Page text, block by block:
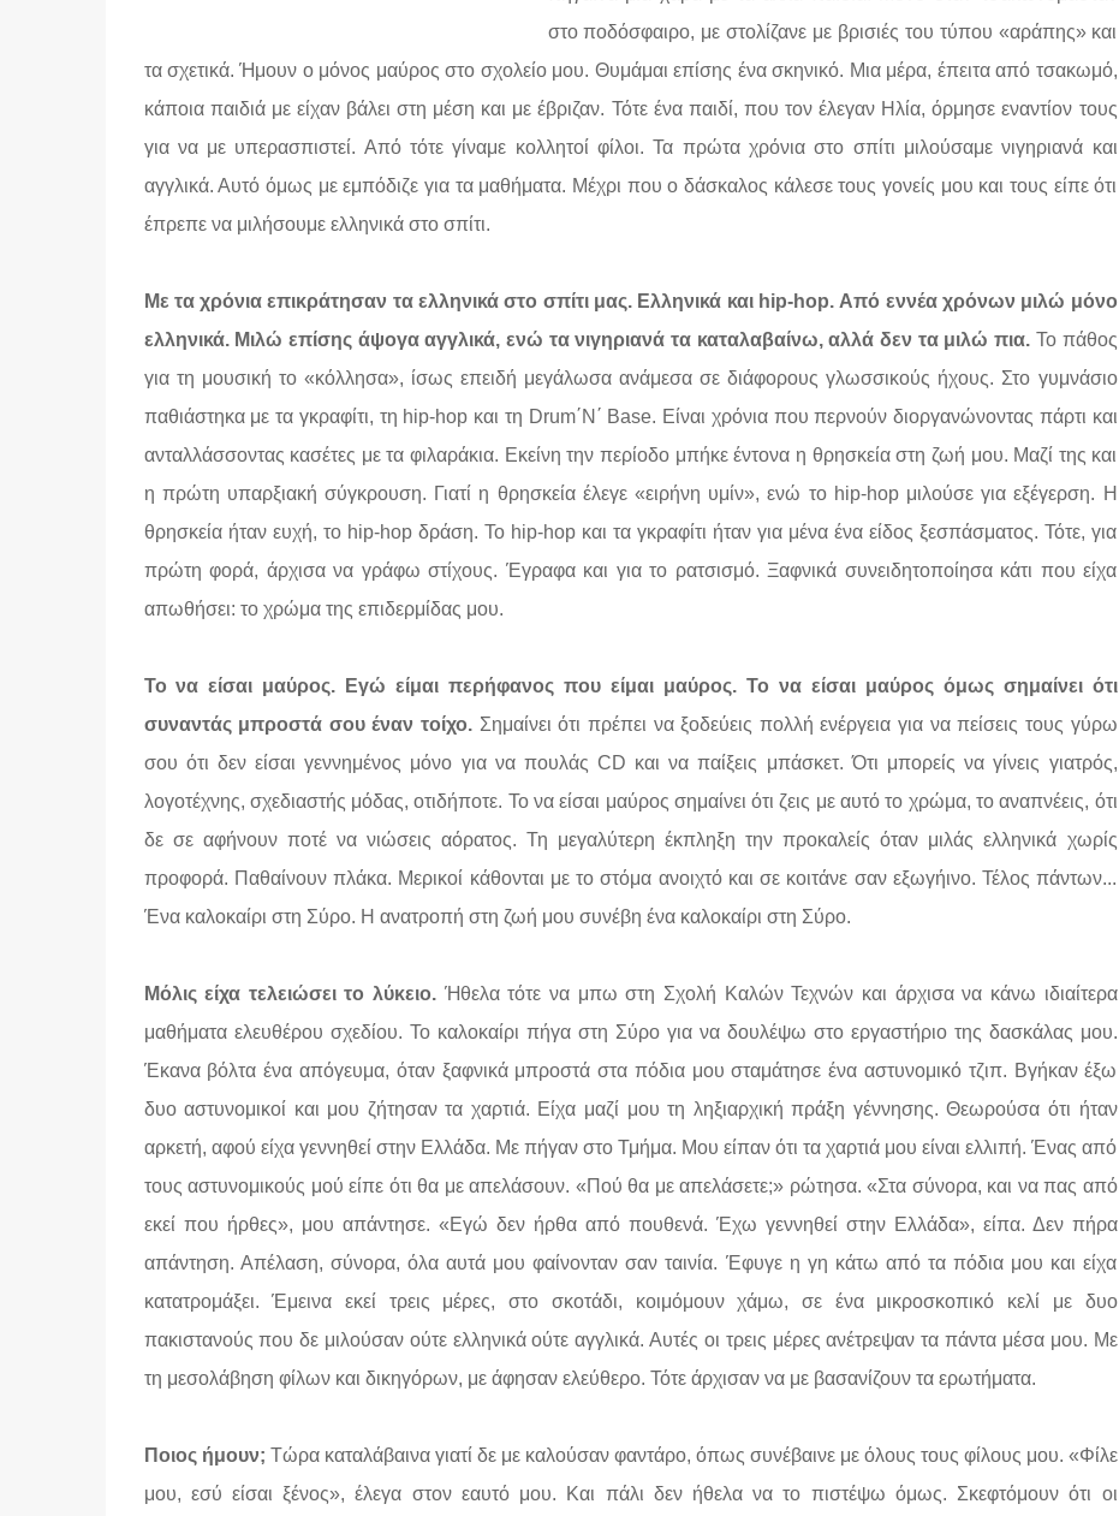
στο ποδόσφαιρο, με στολίζανε με βρισιές του τύπου «αράπης» και
τα σχετικά. Ήμουν ο μόνος μαύρος στο σχολείο μου. Θυμάμαι επίσης ένα σκηνικό. Μια μέρα, έπειτα από τσακωμό,
κάποια παιδιά με είχαν βάλει στη μέση και με έβριζαν. Τότε ένα παιδί, που τον έλεγαν Ηλία, όρμησε εναντίον τους
για να με υπερασπιστεί. Από τότε γίναμε κολλητοί φίλοι. Τα πρώτα χρόνια στο σπίτι μιλούσαμε νιγηριανά και
αγγλικά. Αυτό όμως με εμπόδιζε για τα μαθήματα. Μέχρι που ο δάσκαλος κάλεσε τους γονείς μου και τους είπε ότι
έπρεπε να μιλήσουμε ελληνικά στο σπίτι.
Με τα χρόνια επικράτησαν τα ελληνικά στο σπίτι μας. Ελληνικά και hip-hop. Από εννέα χρόνων μιλώ μόνο
ελληνικά. Μιλώ επίσης άψογα αγγλικά, ενώ τα νιγηριανά τα καταλαβαίνω, αλλά δεν τα μιλώ πια. Το πάθος
για τη μουσική το «κόλλησα», ίσως επειδή μεγάλωσα ανάμεσα σε διάφορους γλωσσικούς ήχους. Στο γυμνάσιο
παθιάστηκα με τα γκραφίτι, τη hip-hop και τη Drum΄Ν΄ Βase. Είναι χρόνια που περνούν διοργανώνοντας πάρτι και
ανταλλάσσοντας κασέτες με τα φιλαράκια. Εκείνη την περίοδο μπήκε έντονα η θρησκεία στη ζωή μου. Μαζί της και
η πρώτη υπαρξιακή σύγκρουση. Γιατί η θρησκεία έλεγε «ειρήνη υμίν», ενώ το hip-hop μιλούσε για εξέγερση. Η
θρησκεία ήταν ευχή, το hip-hop δράση. Το hip-hop και τα γκραφίτι ήταν για μένα ένα είδος ξεσπάσματος. Τότε, για
πρώτη φορά, άρχισα να γράφω στίχους. Έγραφα και για το ρατσισμό. Ξαφνικά συνειδητοποίησα κάτι που είχα
απωθήσει: το χρώμα της επιδερμίδας μου.
Το να είσαι μαύρος. Εγώ είμαι περήφανος που είμαι μαύρος. Το να είσαι μαύρος όμως σημαίνει ότι
συναντάς μπροστά σου έναν τοίχο. Σημαίνει ότι πρέπει να ξοδεύεις πολλή ενέργεια για να πείσεις τους γύρω
σου ότι δεν είσαι γεννημένος μόνο για να πουλάς CD και να παίξεις μπάσκετ. Ότι μπορείς να γίνεις γιατρός,
λογοτέχνης, σχεδιαστής μόδας, οτιδήποτε. Το να είσαι μαύρος σημαίνει ότι ζεις με αυτό το χρώμα, το αναπνέεις, ότι
δε σε αφήνουν ποτέ να νιώσεις αόρατος. Τη μεγαλύτερη έκπληξη την προκαλείς όταν μιλάς ελληνικά χωρίς
προφορά. Παθαίνουν πλάκα. Μερικοί κάθονται με το στόμα ανοιχτό και σε κοιτάνε σαν εξωγήινο. Τέλος πάντων...
Ένα καλοκαίρι στη Σύρο. Η ανατροπή στη ζωή μου συνέβη ένα καλοκαίρι στη Σύρο.
Μόλις είχα τελειώσει το λύκειο. Ήθελα τότε να μπω στη Σχολή Καλών Τεχνών και άρχισα να κάνω ιδιαίτερα
μαθήματα ελευθέρου σχεδίου. Το καλοκαίρι πήγα στη Σύρο για να δουλέψω στο εργαστήριο της δασκάλας μου.
Έκανα βόλτα ένα απόγευμα, όταν ξαφνικά μπροστά στα πόδια μου σταμάτησε ένα αστυνομικό τζιπ. Βγήκαν έξω
δυο αστυνομικοί και μου ζήτησαν τα χαρτιά. Είχα μαζί μου τη ληξιαρχική πράξη γέννησης. Θεωρούσα ότι ήταν
αρκετή, αφού είχα γεννηθεί στην Ελλάδα. Με πήγαν στο Τμήμα. Μου είπαν ότι τα χαρτιά μου είναι ελλιπή. Ένας από
τους αστυνομικούς μού είπε ότι θα με απελάσουν. «Πού θα με απελάσετε;» ρώτησα. «Στα σύνορα, και να πας από
εκεί που ήρθες», μου απάντησε. «Εγώ δεν ήρθα από πουθενά. Έχω γεννηθεί στην Ελλάδα», είπα. Δεν πήρα
απάντηση. Απέλαση, σύνορα, όλα αυτά μου φαίνονταν σαν ταινία. Έφυγε η γη κάτω από τα πόδια μου και είχα
κατατρομάξει. Έμεινα εκεί τρεις μέρες, στο σκοτάδι, κοιμόμουν χάμω, σε ένα μικροσκοπικό κελί με δυο
πακιστανούς που δε μιλούσαν ούτε ελληνικά ούτε αγγλικά. Αυτές οι τρεις μέρες ανέτρεψαν τα πάντα μέσα μου. Με
τη μεσολάβηση φίλων και δικηγόρων, με άφησαν ελεύθερο. Τότε άρχισαν να με βασανίζουν τα ερωτήματα.
Ποιος ήμουν; Τώρα καταλάβαινα γιατί δε με καλούσαν φαντάρο, όπως συνέβαινε με όλους τους φίλους μου. «Φίλε
μου, εσύ είσαι ξένος», έλεγα στον εαυτό μου. Και πάλι δεν ήθελα να το πιστέψω όμως. Σκεφτόμουν ότι οι